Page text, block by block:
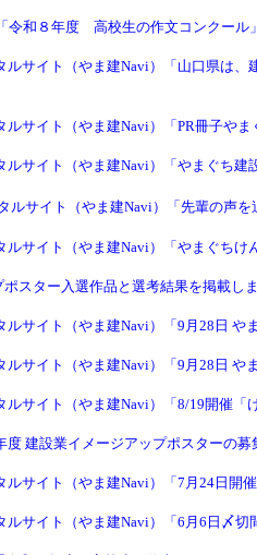
令和８年度 高校生の作文コンクール
ルサイト（やま建Navi）「山口県は
サイト（やま建Navi）「PR冊子や
ルサイト（やま建Navi）「やまぐち
ルサイト（やま建Navi）「先輩の声
サイト（やま建Navi）「やまぐちけ
スター入選作品と選考結果を掲載し
サイト（やま建Navi）「9月28日 や
サイト（やま建Navi）「9月28日 や
ルサイト（やま建Navi）「8/19開催
度 建設業イメージアップポスターの募
サイト（やま建Navi）「7月24日開
サイト（やま建Navi）「6月6日〆